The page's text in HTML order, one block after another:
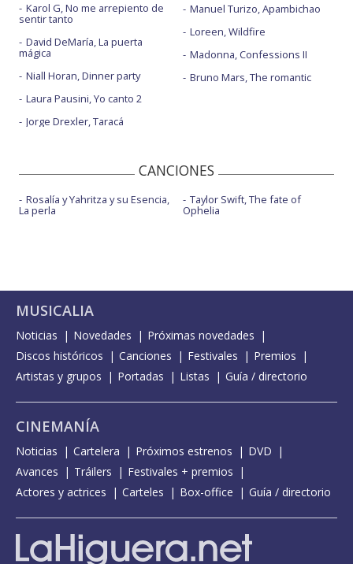
Karol G, No me arrepiento de
sentir tanto
David DeMaría, La puerta
mágica
Niall Horan, Dinner party
Laura Pausini, Yo canto 2
Jorge Drexler, Taracá
Manuel Turizo, Apambichao
Loreen, Wildfire
Madonna, Confessions II
Bruno Mars, The romantic
CANCIONES
Rosalía y Yahritza y su Esencia,
La perla
Taylor Swift, The fate of
Ophelia
MUSICALIA
Noticias Novedades
Próximas novedades
Discos históricos
Canciones Festivales
Premios
Artistas y grupos
Portadas Listas Guía / directorio
CINEMANÍA
Noticias Cartelera Próximos estrenos
DVD
Avances
Tráilers
Festivales + premios
Actores y actrices
Carteles Box-office Guía / directorio